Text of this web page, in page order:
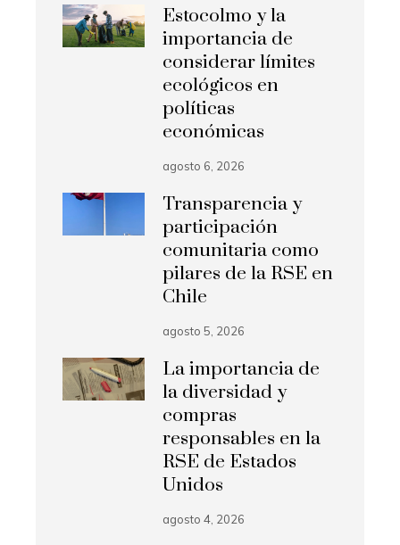
Estocolmo y la
importancia de
considerar límites
ecológicos en
políticas
económicas
agosto 6, 2026
Transparencia y
participación
comunitaria como
pilares de la RSE en
Chile
agosto 5, 2026
La importancia de
la diversidad y
compras
responsables en la
RSE de Estados
Unidos
agosto 4, 2026